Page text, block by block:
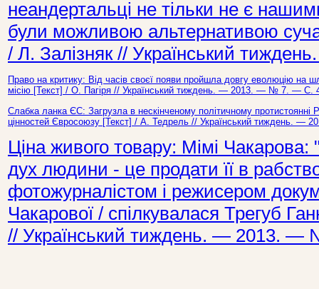
неандертальці не тільки не є
були можливою альтернативою
/ Л. Залізняк // Український
Право на критику: Від часів своєї появи пройшла довгу еволюцію на
місію [Текст] / О. Пагіря // Український тиждень. — 2013. — № 7. — С.
Слабка ланка ЄС: Загрузла в нескінченому політичному
цінностей Євросоюзу [Текст] / А. Тедрель // Український тиждень.
Ціна живого товару: Мімі
дух людини - це продати її в
фотожурналістом і режисером
Чакарової / спілкувалася Трегуб
// Український тиждень. — 2013.